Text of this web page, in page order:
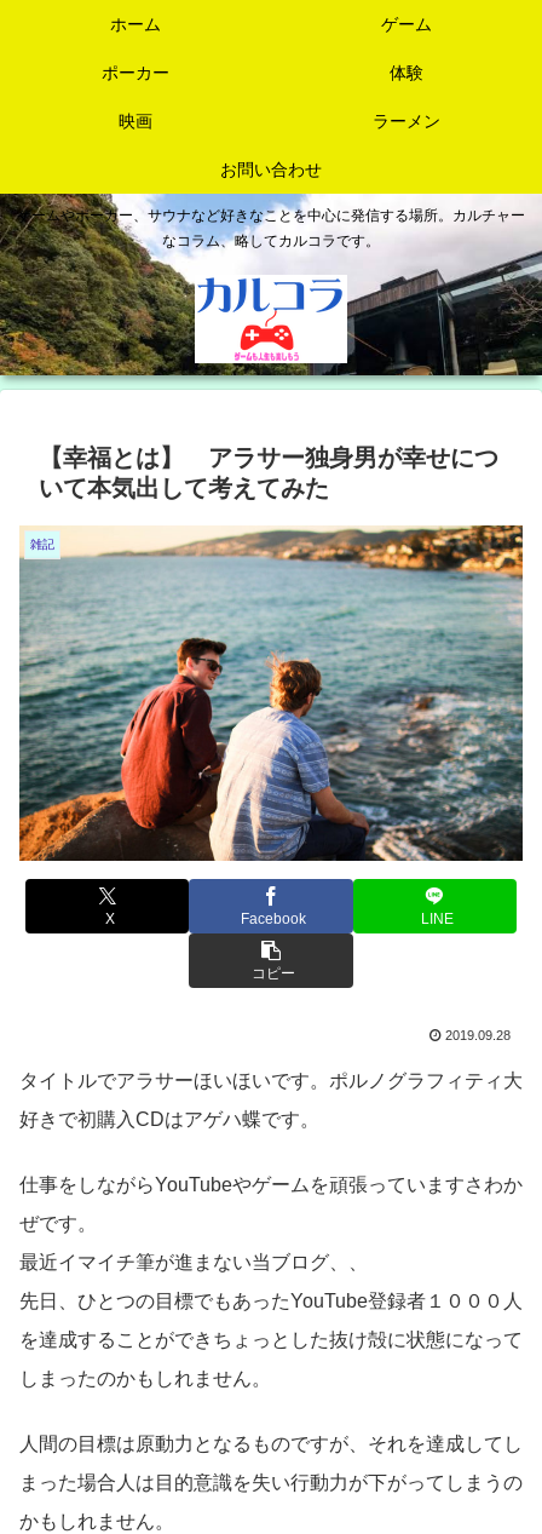
ゲームやポーカー、サウナなど好きなことを中心に発信する場所。カルチャー
なコラム、略してカルコラです。
ホーム ゲーム
ポーカー 体験
映画 ラーメン
お問い合わせ
【幸福とは】 アラサー独身男が幸せにつ
いて本気出して考えてみた
雑記
X Facebook LINE
コピー
2019.09.28
タイトルでアラサーほいほいです。ポルノグラフィティ大
好きで初購入CDはアゲハ蝶です。
仕事をしながらYouTubeやゲームを頑張っていますさわか
ぜです。
最近イマイチ筆が進まない当ブログ、、
先日、ひとつの目標でもあったYouTube登録者１０００人
を達成することができちょっとした抜け殻に状態になって
しまったのかもしれません。
人間の目標は原動力となるものですが、それを達成してし
まった場合人は目的意識を失い行動力が下がってしまうの
かもしれません。